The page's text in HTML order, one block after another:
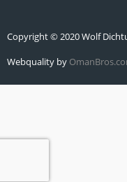
Copyright © 2020 Wolf
Webquality by